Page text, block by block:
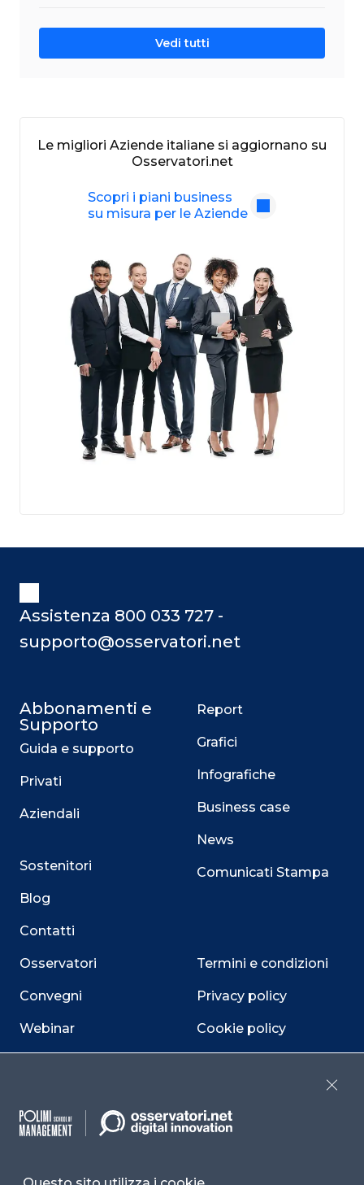
Vedi tutti
Le migliori Aziende italiane si aggiornano su
Osservatori.net
Scopri i piani business
su misura per le Aziende
Assistenza 800 033 727 -
supporto@osservatori.net
Abbonamenti e
Supporto
Guida e supporto
Privati
Aziendali
Sostenitori
Blog
Contatti
Osservatori
Convegni
Webinar
Report
Grafici
Infografiche
Business case
News
Comunicati Stampa
Termini e condizioni
Privacy policy
Cookie policy
accessibilità